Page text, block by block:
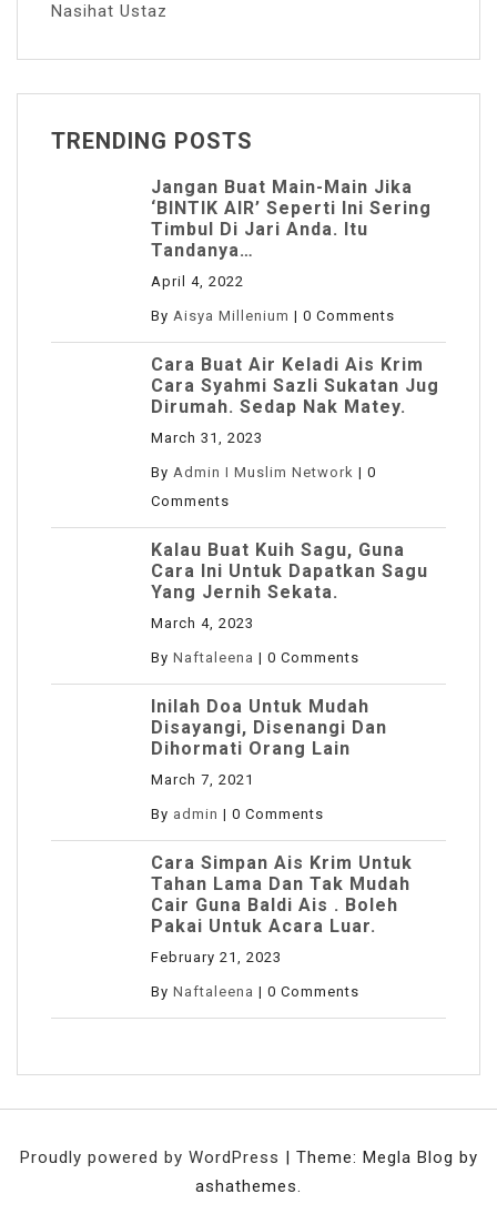
Nasihat Ustaz
TRENDING POSTS
Jangan Buat Main-Main Jika
‘BINTIK AIR’ Seperti Ini Sering
Timbul Di Jari Anda. Itu
Tandanya…
April 4, 2022
By Aisya Millenium | 0 Comments
Cara Buat Air Keladi Ais Krim
Cara Syahmi Sazli Sukatan Jug
Dirumah. Sedap Nak Matey.
March 31, 2023
By Admin I Muslim Network | 0
Comments
Kalau Buat Kuih Sagu, Guna
Cara Ini Untuk Dapatkan Sagu
Yang Jernih Sekata.
March 4, 2023
By Naftaleena | 0 Comments
Inilah Doa Untuk Mudah
Disayangi, Disenangi Dan
Dihormati Orang Lain
March 7, 2021
By admin | 0 Comments
Cara Simpan Ais Krim Untuk
Tahan Lama Dan Tak Mudah
Cair Guna Baldi Ais . Boleh
Pakai Untuk Acara Luar.
February 21, 2023
By Naftaleena | 0 Comments
Proudly powered by WordPress | Theme: Megla Blog by
ashathemes.